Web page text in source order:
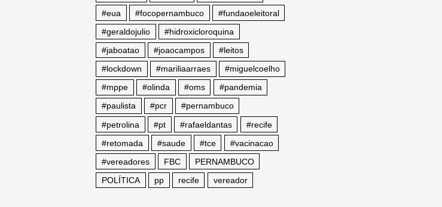
#eua
#focopernambuco
#fundaoeleitoral
#geraldojulio
#hidroxicloroquina
#jaboatao
#joaocampos
#leitos
#lockdown
#mariliaarraes
#miguelcoelho
#mppe
#olinda #oms
#pandemia
#paulista
#pcr
#pernambuco
#petrolina
#pt #rafaeldantas
#recife
#retomada
#saude #tce
#vacinacao
#vereadores
FBC
PERNAMBUCO
POLÍTICA
pp recife vereador